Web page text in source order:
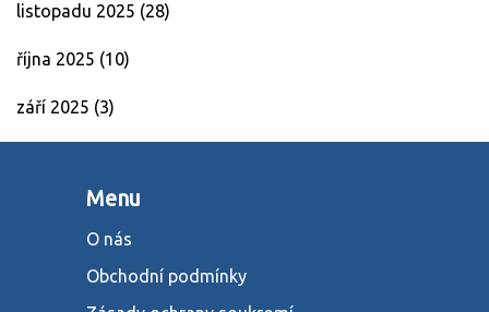
listopadu 2025 (28)
října 2025 (10)
září 2025 (3)
Menu
O nás
Obchodní podmínky